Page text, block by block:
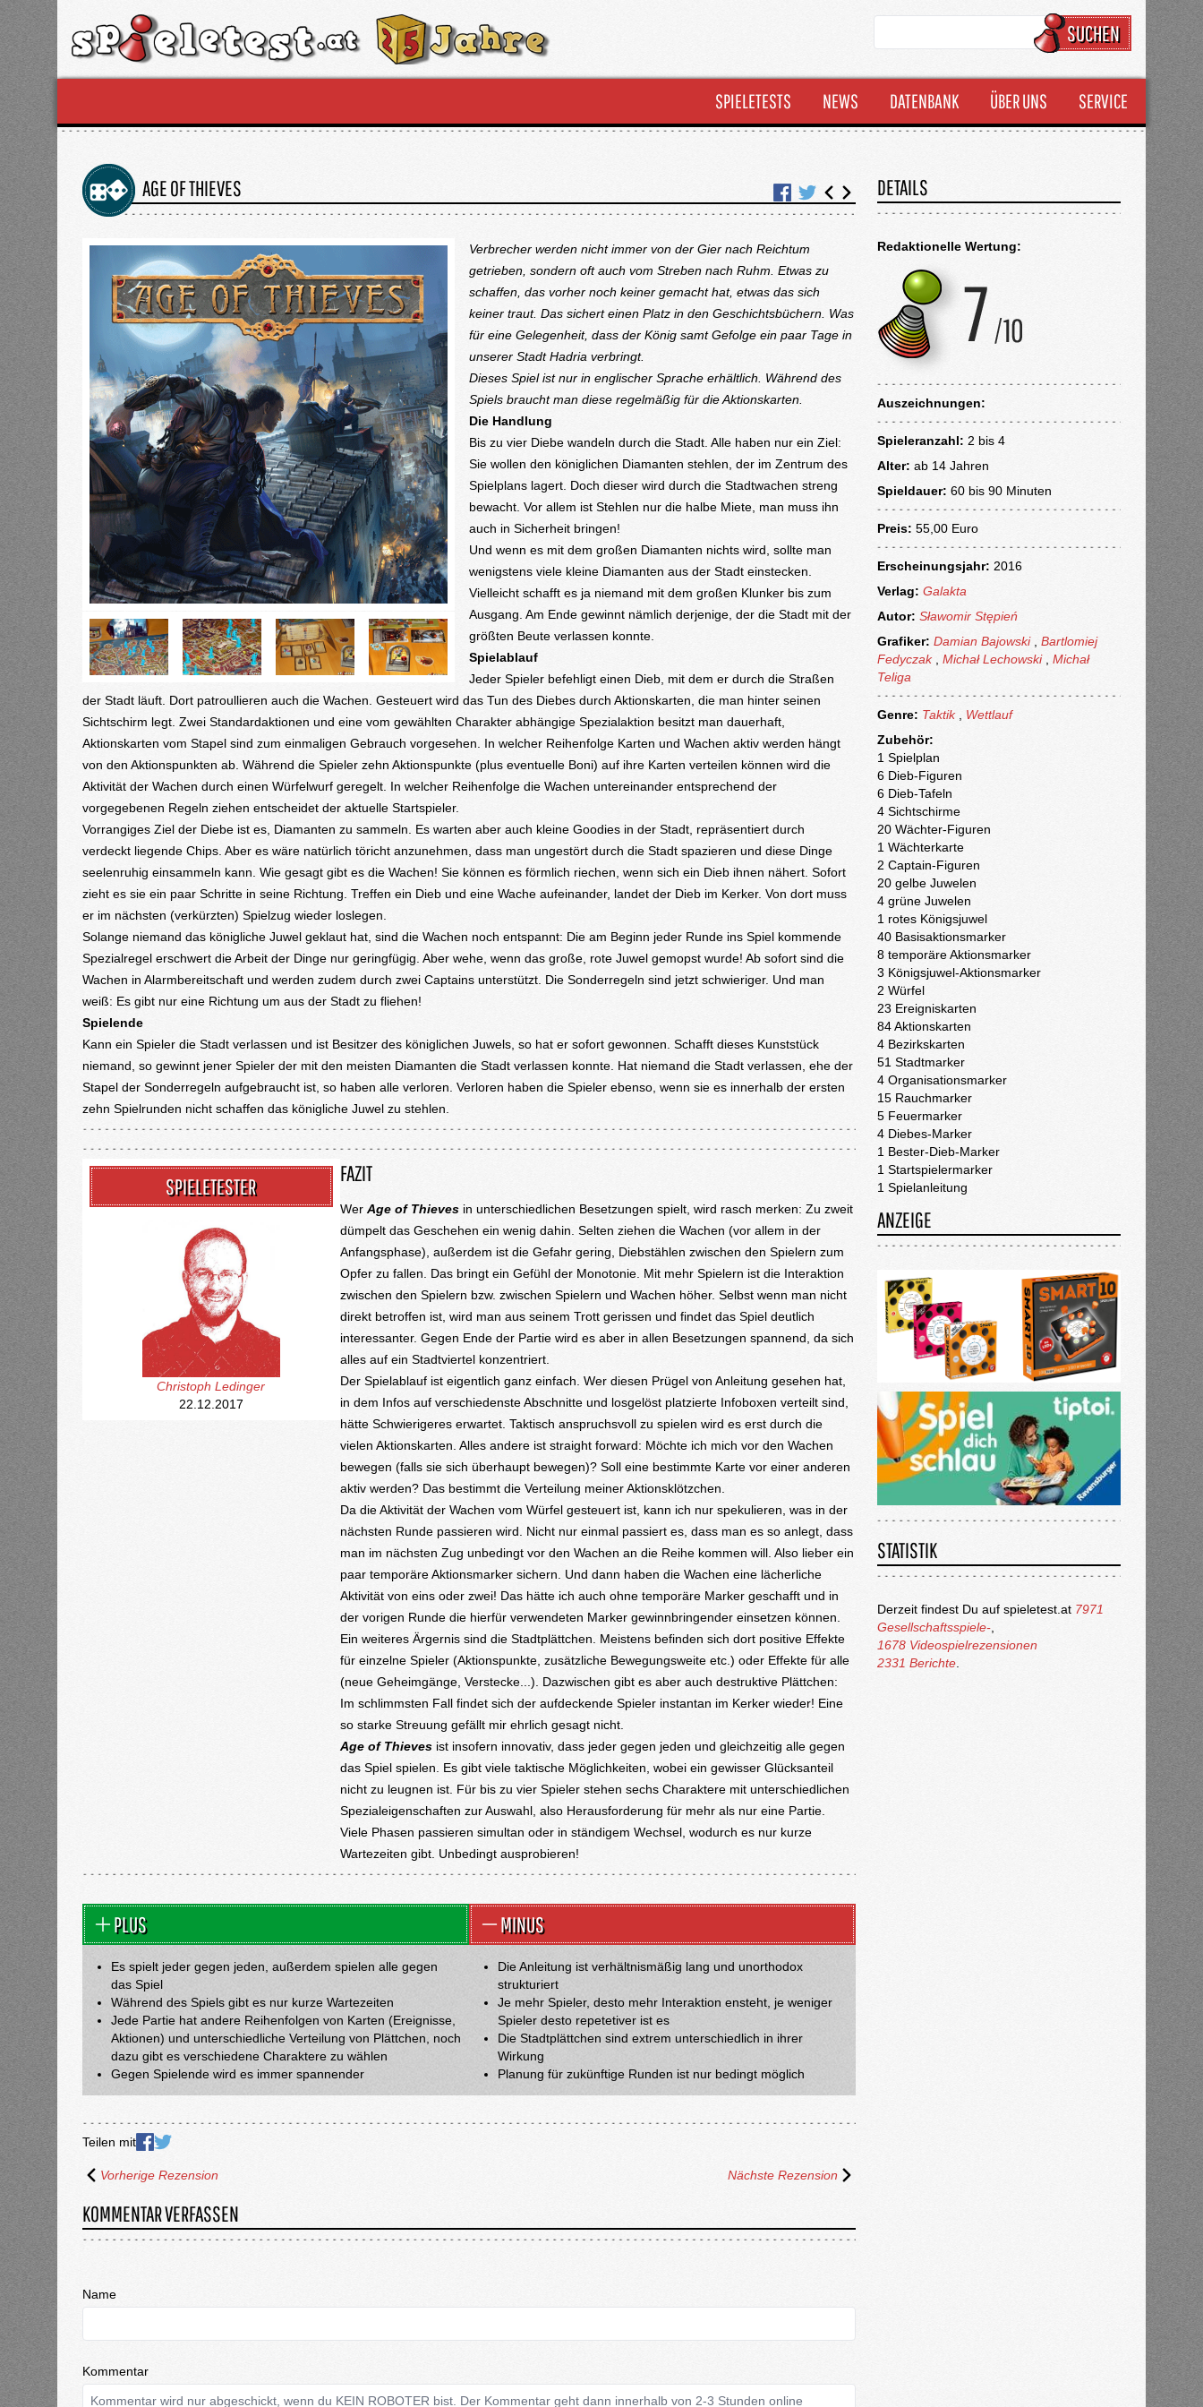
SUCHEN
SPIELETESTS NEWS DATENBANK ÜBER UNS SERVICE
AGE OF THIEVES
Verbrecher werden nicht immer von der Gier nach Reichtum
getrieben, sondern oft auch vom Streben nach Ruhm. Etwas zu
schaffen, das vorher noch keiner gemacht hat, etwas das sich
keiner traut. Das sichert einen Platz in den Geschichtsbüchern. Was
für eine Gelegenheit, dass der König samt Gefolge ein paar Tage in
unserer Stadt Hadria verbringt.
Dieses Spiel ist nur in englischer Sprache erhältlich. Während des
Spiels braucht man diese regelmäßig für die Aktionskarten.
Die Handlung
Bis zu vier Diebe wandeln durch die Stadt. Alle haben nur ein Ziel:
Sie wollen den königlichen Diamanten stehlen, der im Zentrum des
Spielplans lagert. Doch dieser wird durch die Stadtwachen streng
bewacht. Vor allem ist Stehlen nur die halbe Miete, man muss ihn
auch in Sicherheit bringen!
Und wenn es mit dem großen Diamanten nichts wird, sollte man
wenigstens viele kleine Diamanten aus der Stadt einstecken.
Vielleicht schafft es ja niemand mit dem großen Klunker bis zum
Ausgang. Am Ende gewinnt nämlich derjenige, der die Stadt mit der
größten Beute verlassen konnte.
Spielablauf
Jeder Spieler befehligt einen Dieb, mit dem er durch die Straßen
der Stadt läuft. Dort patroullieren auch die Wachen. Gesteuert wird das Tun des Diebes durch Aktionskarten, die man hinter seinen
Sichtschirm legt. Zwei Standardaktionen und eine vom gewählten Charakter abhängige Spezialaktion besitzt man dauerhaft,
Aktionskarten vom Stapel sind zum einmaligen Gebrauch vorgesehen. In welcher Reihenfolge Karten und Wachen aktiv werden hängt
von den Aktionspunkten ab. Während die Spieler zehn Aktionspunkte (plus eventuelle Boni) auf ihre Karten verteilen können wird die
Aktivität der Wachen durch einen Würfelwurf geregelt. In welcher Reihenfolge die Wachen untereinander entsprechend der
vorgegebenen Regeln ziehen entscheidet der aktuelle Startspieler.
Vorrangiges Ziel der Diebe ist es, Diamanten zu sammeln. Es warten aber auch kleine Goodies in der Stadt, repräsentiert durch
verdeckt liegende Chips. Aber es wäre natürlich töricht anzunehmen, dass man ungestört durch die Stadt spazieren und diese Dinge
seelenruhig einsammeln kann. Wie gesagt gibt es die Wachen! Sie können es förmlich riechen, wenn sich ein Dieb ihnen nähert. Sofort
zieht es sie ein paar Schritte in seine Richtung. Treffen ein Dieb und eine Wache aufeinander, landet der Dieb im Kerker. Von dort muss
er im nächsten (verkürzten) Spielzug wieder loslegen.
Solange niemand das königliche Juwel geklaut hat, sind die Wachen noch entspannt: Die am Beginn jeder Runde ins Spiel kommende
Spezialregel erschwert die Arbeit der Dinge nur geringfügig. Aber wehe, wenn das große, rote Juwel gemopst wurde! Ab sofort sind die
Wachen in Alarmbereitschaft und werden zudem durch zwei Captains unterstützt. Die Sonderregeln sind jetzt schwieriger. Und man
weiß: Es gibt nur eine Richtung um aus der Stadt zu fliehen!
Spielende
Kann ein Spieler die Stadt verlassen und ist Besitzer des königlichen Juwels, so hat er sofort gewonnen. Schafft dieses Kunststück
niemand, so gewinnt jener Spieler der mit den meisten Diamanten die Stadt verlassen konnte. Hat niemand die Stadt verlassen, ehe der
Stapel der Sonderregeln aufgebraucht ist, so haben alle verloren. Verloren haben die Spieler ebenso, wenn sie es innerhalb der ersten
zehn Spielrunden nicht schaffen das königliche Juwel zu stehlen.
SPIELETESTER
Christoph Ledinger
22.12.2017
FAZIT
Wer Age of Thievesin unterschiedlichen Besetzungen spielt, wird rasch merken: Zu zweit
dümpelt das Geschehen ein wenig dahin. Selten ziehen die Wachen (vor allem in der
Anfangsphase), außerdem ist die Gefahr gering, Diebstählen zwischen den Spielern zum
Opfer zu fallen. Das bringt ein Gefühl der Monotonie. Mit mehr Spielern ist die Interaktion
zwischen den Spielern bzw. zwischen Spielern und Wachen höher. Selbst wenn man nicht
direkt betroffen ist, wird man aus seinem Trott gerissen und findet das Spiel deutlich
interessanter. Gegen Ende der Partie wird es aber in allen Besetzungen spannend, da sich
alles auf ein Stadtviertel konzentriert.
Der Spielablauf ist eigentlich ganz einfach. Wer diesen Prügel von Anleitung gesehen hat,
in dem Infos auf verschiedenste Abschnitte und losgelöst platzierte Infoboxen verteilt sind,
hätte Schwierigeres erwartet. Taktisch anspruchsvoll zu spielen wird es erst durch die
vielen Aktionskarten. Alles andere ist straight forward: Möchte ich mich vor den Wachen
bewegen (falls sie sich überhaupt bewegen)? Soll eine bestimmte Karte vor einer anderen
aktiv werden? Das bestimmt die Verteilung meiner Aktionsklötzchen.
Da die Aktivität der Wachen vom Würfel gesteuert ist, kann ich nur spekulieren, was in der
nächsten Runde passieren wird. Nicht nur einmal passiert es, dass man es so anlegt, dass
man im nächsten Zug unbedingt vor den Wachen an die Reihe kommen will. Also lieber ein
paar temporäre Aktionsmarker sichern. Und dann haben die Wachen eine lächerliche
Aktivität von eins oder zwei! Das hätte ich auch ohne temporäre Marker geschafft und in
der vorigen Runde die hierfür verwendeten Marker gewinnbringender einsetzen können.
Ein weiteres Ärgernis sind die Stadtplättchen. Meistens befinden sich dort positive Effekte
für einzelne Spieler (Aktionspunkte, zusätzliche Bewegungsweite etc.) oder Effekte für alle
(neue Geheimgänge, Verstecke...). Dazwischen gibt es aber auch destruktive Plättchen:
Im schlimmsten Fall findet sich der aufdeckende Spieler instantan im Kerker wieder! Eine
so starke Streuung gefällt mir ehrlich gesagt nicht.
Age of Thievesist insofern innovativ, dass jeder gegen jeden und gleichzeitig alle gegen
das Spiel spielen. Es gibt viele taktische Möglichkeiten, wobei ein gewisser Glücksanteil
nicht zu leugnen ist. Für bis zu vier Spieler stehen sechs Charaktere mit unterschiedlichen
Spezialeigenschaften zur Auswahl, also Herausforderung für mehr als nur eine Partie.
Viele Phasen passieren simultan oder in ständigem Wechsel, wodurch es nur kurze
Wartezeiten gibt. Unbedingt ausprobieren!
PLUS
Es spielt jeder gegen jeden, außerdem spielen alle gegen
das Spiel
Während des Spiels gibt es nur kurze Wartezeiten
Jede Partie hat andere Reihenfolgen von Karten (Ereignisse,
Aktionen) und unterschiedliche Verteilung von Plättchen, noch
dazu gibt es verschiedene Charaktere zu wählen
Gegen Spielende wird es immer spannender
MINUS
Die Anleitung ist verhältnismäßig lang und unorthodox
strukturiert
Je mehr Spieler, desto mehr Interaktion ensteht, je weniger
Spieler desto repetetiver ist es
Die Stadtplättchen sind extrem unterschiedlich in ihrer
Wirkung
Planung für zukünftige Runden ist nur bedingt möglich
Teilen mit
Vorherige Rezension Nächste Rezension
KOMMENTAR VERFASSEN
Name
Kommentar
DETAILS
Redaktionelle Wertung:
Auszeichnungen:
Spieleranzahl: 2 bis 4
Alter: ab 14 Jahren
Spieldauer: 60 bis 90 Minuten
Preis: 55,00 Euro
Erscheinungsjahr: 2016
Verlag: Galakta
Autor: Sławomir Stępień
Grafiker: Damian Bajowski
Bartlomiej
Fedyczak
Michał Lechowski
Michał
Teliga
Genre: Taktik
Wettlauf
Zubehör:
1 Spielplan
6 Dieb-Figuren
6 Dieb-Tafeln
4 Sichtschirme
20 Wächter-Figuren
1 Wächterkarte
2 Captain-Figuren
20 gelbe Juwelen
4 grüne Juwelen
1 rotes Königsjuwel
40 Basisaktionsmarker
8 temporäre Aktionsmarker
3 Königsjuwel-Aktionsmarker
2 Würfel
23 Ereigniskarten
84 Aktionskarten
4 Bezirkskarten
51 Stadtmarker
4 Organisationsmarker
15 Rauchmarker
5 Feuermarker
4 Diebes-Marker
1 Bester-Dieb-Marker
1 Startspielermarker
1 Spielanleitung
ANZEIGE
STATISTIK
Derzeit findest Du auf spieletest.at 7971
Gesellschaftsspiele-,
1678 Videospielrezensionen
2331 Berichte.